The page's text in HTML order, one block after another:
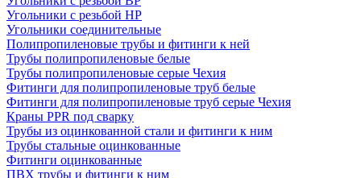
Угольники с резьбой НР
Угольники соединительные
Полипропиленовые трубы и фитинги к ней
Трубы полипропиленовые белые
Трубы полипропиленовые серые Чехия
Фитинги для полипропиленовые труб белые
Фитинги для полипропиленовые труб серые Чехия
Краны PPR под сварку
Трубы из оцинкованной стали и фитинги к ним
Трубы стальные оцинкованные
Фитинги оцинкованные
ПВХ трубы и фитинги к ним